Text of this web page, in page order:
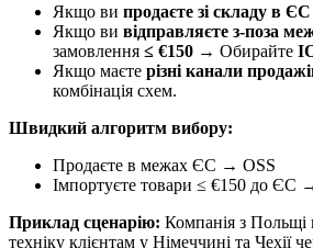
Якщо ви продаєте зі складу в ЄС
Якщо ви відправляєте з-поза
замовлення ≤ €150 → Обирайте
Якщо маєте різні канали
комбінація схем.
Швидкий алгоритм вибору:
Продаєте в межах ЄС → OSS
Імпортуєте товари ≤ €150 до ЄС
Приклад сценарію: Компанія з Польщі
техніку клієнтам у Німеччині та Чехії